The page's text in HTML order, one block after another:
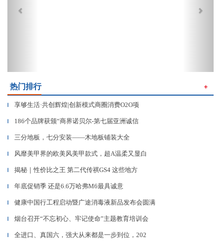
热门排行 ＋
▎ 享够生活·共创辉煌|创新模式商圈消费O2O项
▎ 186个品牌获颁“商界诺贝尔-第七届亚洲诚信
▎ 三分地板，七分安装——木地板铺装大全
▎ 风靡美甲界的欧美风美甲款式，超A温柔又显白
▎ 揭秘｜性价比之王 第二代传祺GS4 这些地方
▎ 年底促销季 还是6.6万哈弗M6最具诚意
▎ 健康中国行工程启动暨广途消毒液新品发布会圆满
▎ 烟台召开“不忘初心、牢记使命”主题教育培训会
▎ 全进口、真国六，强大从来都是一步到位，202